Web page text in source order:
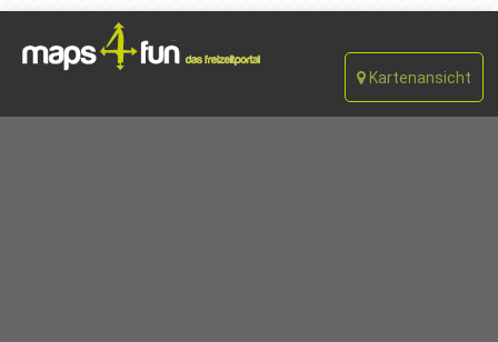
Kartenansicht